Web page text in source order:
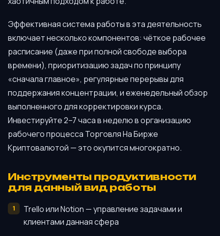
Эффективная система работы в эта деятельность
включает несколько компонентов: чёткое рабочее
расписание (даже при полной свободе выбора
времени), приоритизацию задач по принципу
«сначала главное», регулярные перерывы для
поддержания концентрации, и еженедельный обзор
выполненного для корректировки курса.
Инвестируйте 2–7 часа в неделю в организацию
рабочего процесса Торговля На Бирже
Криптовалютой — это окупится многократно.
Инструменты продуктивности
для данный вид работы
Trello или Notion — управление задачами и
клиентами данная сфера